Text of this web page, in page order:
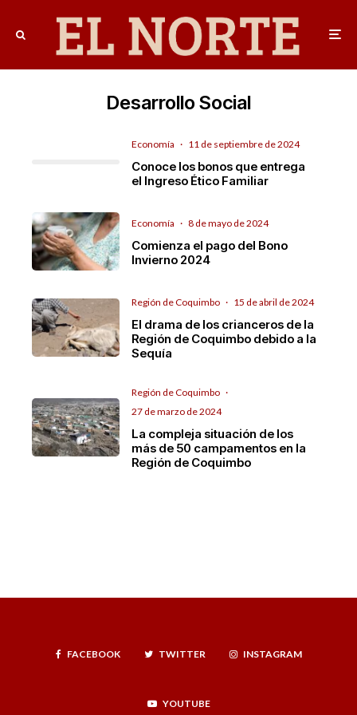
Desarrollo Social
Economía · 11 de septiembre de 2024
Conoce los bonos que entrega
el Ingreso Ético Familiar
Economía · 8 de mayo de 2024
Comienza el pago del Bono
Invierno 2024
Región de Coquimbo · 15 de abril de 2024
El drama de los crianceros de la
Región de Coquimbo debido a la
Sequía
Región de Coquimbo ·
27 de marzo de 2024
La compleja situación de los
más de 50 campamentos en la
Región de Coquimbo
FACEBOOK TWITTER INSTAGRAM
YOUTUBE